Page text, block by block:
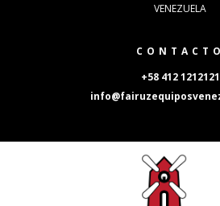
VENEZUELA
CONTACTO
+58 412 1212121